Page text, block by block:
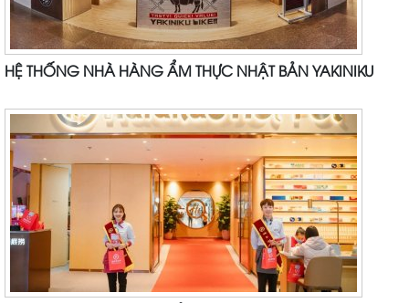
HỆ THỐNG NHÀ HÀNG ẨM THỰC NHẬT BẢN YAKINIKU